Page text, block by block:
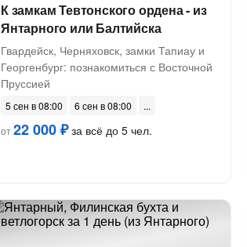
К замкам Тевтонского ордена - из
Янтарного или Балтийска
Гвардейск, Черняховск, замки Тапиау и
Георгенбург: познакомиться с Восточной
Пруссией
5 сен в 08:00
6 сен в 08:00
от22 000 ₽за всё до 5 чел.